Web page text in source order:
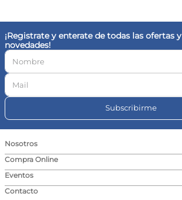
¡Registrate y enterate de todas las ofertas y
novedades!
Subscribirme
Nosotros
Compra Online
Eventos
Contacto